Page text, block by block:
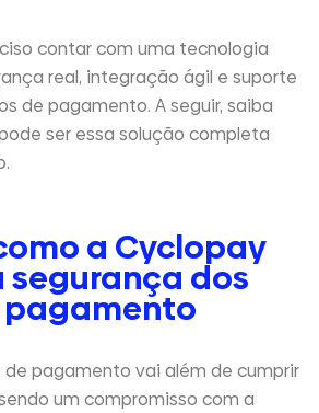
contar com uma tecnologia
real, integração ágil e suporte
de pagamento. A seguir, saiba
ser essa solução completa
a Cyclopay
dos
de pagamento vai além de cumprir
um compromisso com a